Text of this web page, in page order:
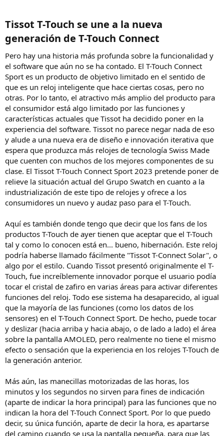
Tissot T-Touch se une a la nueva
generación de T-Touch Connect​
Pero hay una historia más profunda sobre la funcionalidad y
el software que aún no se ha contado. El T-Touch Connect
Sport es un producto de objetivo limitado en el sentido de
que es un reloj inteligente que hace ciertas cosas, pero no
otras. Por lo tanto, el atractivo más amplio del producto para
el consumidor está algo limitado por las funciones y
características actuales que Tissot ha decidido poner en la
experiencia del software. Tissot no parece negar nada de eso
y alude a una nueva era de diseño e innovación iterativa que
espera que produzca más relojes de tecnología Swiss Made
que cuenten con muchos de los mejores componentes de su
clase. El Tissot T-Touch Connect Sport 2023 pretende poner de
relieve la situación actual del Grupo Swatch en cuanto a la
industrialización de este tipo de relojes y ofrece a los
consumidores un nuevo y audaz paso para el T-Touch.
Aquí es también donde tengo que decir que los fans de los
productos T-Touch de ayer tienen que aceptar que el T-Touch
tal y como lo conocen está en... bueno, hibernación. Este reloj
podría haberse llamado fácilmente "Tissot T-Connect Solar", o
algo por el estilo. Cuando Tissot presentó originalmente el T-
Touch, fue increíblemente innovador porque el usuario podía
tocar el cristal de zafiro en varias áreas para activar diferentes
funciones del reloj. Todo ese sistema ha desaparecido, al igual
que la mayoría de las funciones (como los datos de los
sensores) en el T-Touch Connect Sport. De hecho, puede tocar
y deslizar (hacia arriba y hacia abajo, o de lado a lado) el área
sobre la pantalla AMOLED, pero realmente no tiene el mismo
efecto o sensación que la experiencia en los relojes T-Touch de
la generación anterior.
Más aún, las manecillas motorizadas de las horas, los
minutos y los segundos no sirven para fines de indicación
(aparte de indicar la hora principal) para las funciones que no
indican la hora del T-Touch Connect Sport. Por lo que puedo
decir, su única función, aparte de decir la hora, es apartarse
del camino cuando se usa la pantalla pequeña, para que las